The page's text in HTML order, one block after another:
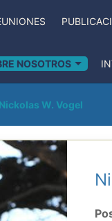
NOSOTROS
Nickolas W. Vogel